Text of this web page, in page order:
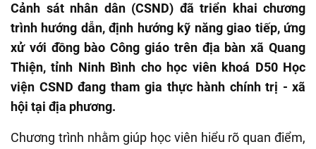
Cảnh sát nhân dân (CSND) đã triển khai chương
trình hướng dẫn, định hướng kỹ năng giao tiếp, ứng
xử với đồng bào Công giáo trên địa bàn xã Quang
Thiện, tỉnh Ninh Bình cho học viên khoá D50 Học
viện CSND đang tham gia thực hành chính trị - xã
hội tại địa phương.
Chương trình nhằm giúp học viên hiểu rõ quan điểm,